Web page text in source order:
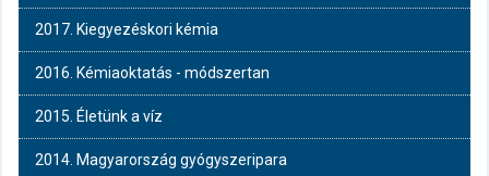
2017. Kiegyezéskori kémia
2016. Kémiaoktatás - módszertan
2015. Életünk a víz
2014. Magyarország gyógyszeripara